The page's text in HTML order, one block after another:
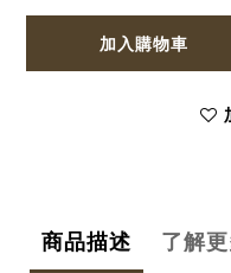
加入購物車
商品描述 了解